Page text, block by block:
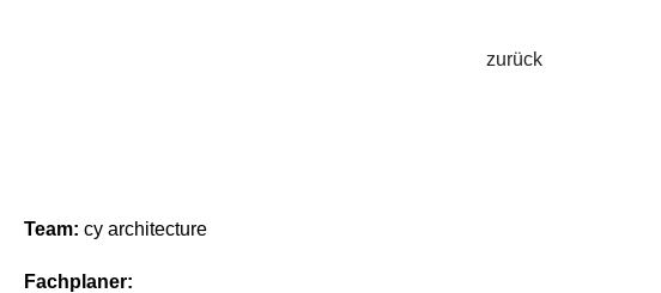
zurück
Team: cy architecture
Fachplaner: